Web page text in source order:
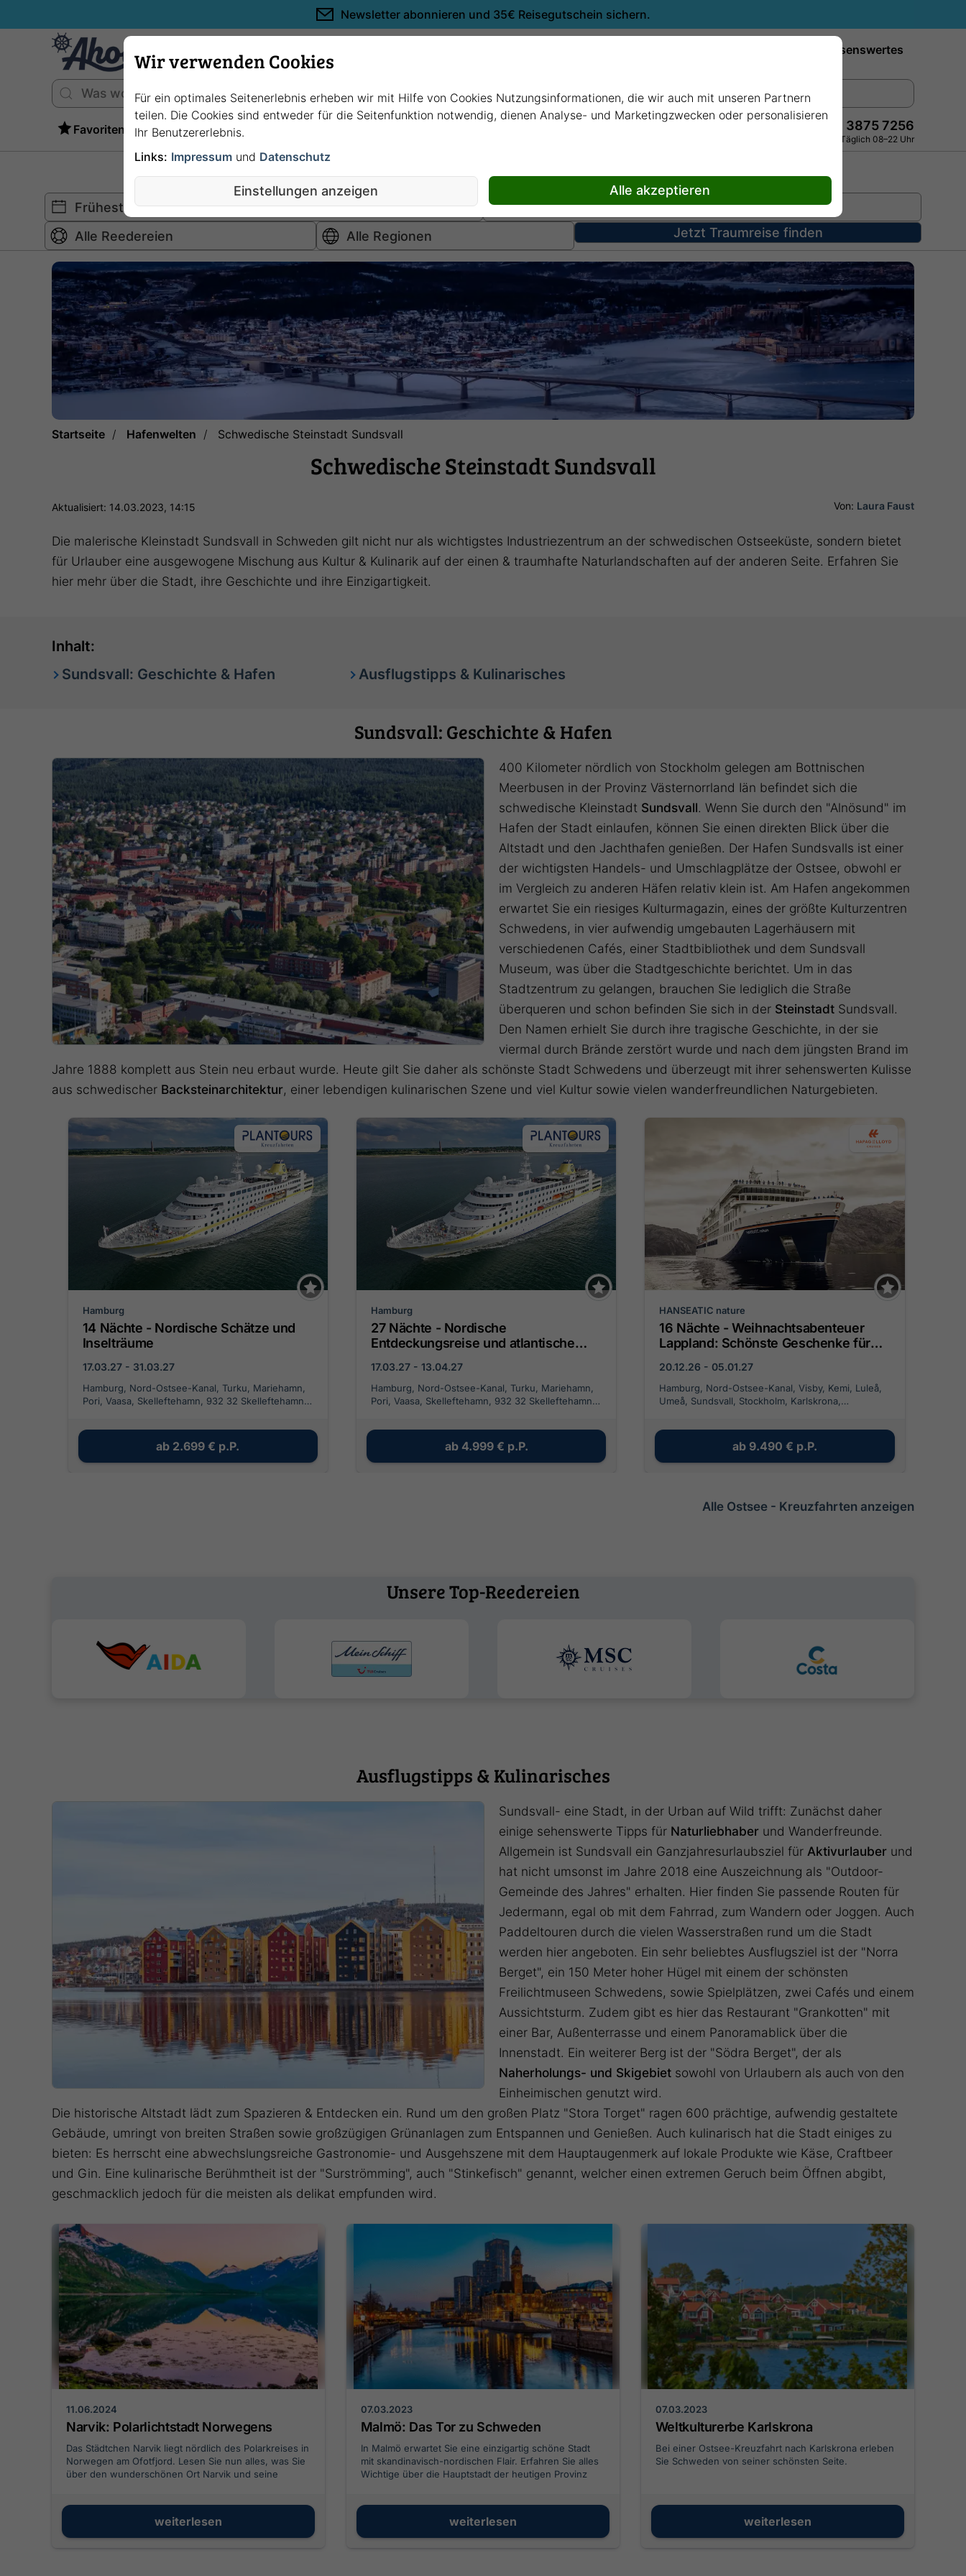
Newsletter abonnieren und 35€ Reisegutschein sichern.
Wissenswertes
Favoriten +49 228 3875 7256
Persönlich · Kostenlos · Täglich 08–22 Uhr
Jetzt Traumreise finden
Startseite Hafenwelten Schwedische Steinstadt Sundsvall
Schwedische Steinstadt Sundsvall
Von: Laura Faust
Aktualisiert: 14.03.2023, 14:15
Die malerische Kleinstadt Sundsvall in Schweden gilt nicht nur als wichtigstes Industriezentrum an der schwedischen Ostseeküste, sondern bietet
für Urlauber eine ausgewogene Mischung aus Kultur & Kulinarik auf der einen & traumhafte Naturlandschaften auf der anderen Seite. Erfahren Sie
hier mehr über die Stadt, ihre Geschichte und ihre Einzigartigkeit.
Inhalt:
Sundsvall: Geschichte & Hafen
Ausflugstipps & Kulinarisches
Sundsvall: Geschichte & Hafen
400 Kilometer nördlich von Stockholm gelegen am Bottnischen
Meerbusen in der Provinz Västernorrland Iän befindet sich die
schwedische Kleinstadt Sundsvall. Wenn Sie durch den "Alnösund" im
Hafen der Stadt einlaufen, können Sie einen direkten Blick über die
Altstadt und den Jachthafen genießen. Der Hafen Sundsvalls ist einer
der wichtigsten Handels- und Umschlagplätze der Ostsee, obwohl er
im Vergleich zu anderen Häfen relativ klein ist. Am Hafen angekommen
erwartet Sie ein riesiges Kulturmagazin, eines der größte Kulturzentren
Schwedens, in vier aufwendig umgebauten Lagerhäusern mit
verschiedenen Cafés, einer Stadtbibliothek und dem Sundsvall
Museum, was über die Stadtgeschichte berichtet. Um in das
Stadtzentrum zu gelangen, brauchen Sie lediglich die Straße
überqueren und schon befinden Sie sich in der Steinstadt Sundsvall.
Den Namen erhielt Sie durch ihre tragische Geschichte, in der sie
viermal durch Brände zerstört wurde und nach dem jüngsten Brand im
Jahre 1888 komplett aus Stein neu erbaut wurde. Heute gilt Sie daher als schönste Stadt Schwedens und überzeugt mit ihrer sehenswerten Kulisse
aus schwedischer Backsteinarchitektur, einer lebendigen kulinarischen Szene und viel Kultur sowie vielen wanderfreundlichen Naturgebieten.
Hamburg
14 Nächte - Nordische Schätze und
Inselträume
17.03.27 - 31.03.27
Hamburg, Nord-Ostsee-Kanal, Turku, Mariehamn,
Pori, Vaasa, Skelleftehamn, 932 32 Skelleftehamn,
ab 2.699 € p.P.
Hamburg
27 Nächte - Nordische
Entdeckungsreise und atlantische
17.03.27 - 13.04.27
Hamburg, Nord-Ostsee-Kanal, Turku, Mariehamn,
Pori, Vaasa, Skelleftehamn, 932 32 Skelleftehamn,
Falmouth, Praia da Vitória, Horta, Madalena, Velas,
Praia, Ponta Delgada - Sao Miguel
ab 4.999 € p.P.
HANSEATIC nature
16 Nächte - Weihnachtsabenteuer
Lappland: Schönste Geschenke für
20.12.26 - 05.01.27
Hamburg, Nord-Ostsee-Kanal, Visby, Kemi, Luleå,
Umeå, Sundsvall, Stockholm, Karlskrona,
ab 9.490 € p.P.
Alle Ostsee - Kreuzfahrten anzeigen
Unsere Top-Reedereien
Ausflugstipps & Kulinarisches
Sundsvall- eine Stadt, in der Urban auf Wild trifft: Zunächst daher
einige sehenswerte Tipps für Naturliebhaber und Wanderfreunde.
Allgemein ist Sundsvall ein Ganzjahresurlaubsziel für Aktivurlauber und
hat nicht umsonst im Jahre 2018 eine Auszeichnung als "Outdoor-
Gemeinde des Jahres" erhalten. Hier finden Sie passende Routen für
Jedermann, egal ob mit dem Fahrrad, zum Wandern oder Joggen. Auch
Paddeltouren durch die vielen Wasserstraßen rund um die Stadt
werden hier angeboten. Ein sehr beliebtes Ausflugsziel ist der "Norra
Berget", ein 150 Meter hoher Hügel mit einem der schönsten
Freilichtmuseen Schwedens, sowie Spielplätzen, zwei Cafés und einem
Aussichtsturm. Zudem gibt es hier das Restaurant "Grankotten" mit
einer Bar, Außenterrasse und einem Panoramablick über die
Innenstadt. Ein weiterer Berg ist der "Södra Berget", der als
Naherholungs- und Skigebiet sowohl von Urlaubern als auch von den
Einheimischen genutzt wird.
Die historische Altstadt lädt zum Spazieren & Entdecken ein. Rund um den großen Platz "Stora Torget" ragen 600 prächtige, aufwendig gestaltete
Gebäude, umringt von breiten Straßen sowie großzügigen Grünanlagen zum Entspannen und Genießen. Auch kulinarisch hat die Stadt einiges zu
bieten: Es herrscht eine abwechslungsreiche Gastronomie- und Ausgehszene mit dem Hauptaugenmerk auf lokale Produkte wie Käse, Craftbeer
und Gin. Eine kulinarische Berühmtheit ist der "Surströmming", auch "Stinkefisch" genannt, welcher einen extremen Geruch beim Öffnen abgibt,
geschmacklich jedoch für die meisten als delikat empfunden wird.
11.06.2024
Narvik: Polarlichtstadt Norwegens
Das Städtchen Narvik liegt nördlich des Polarkreises in
Norwegen am Ofotfjord. Lesen Sie nun alles, was Sie
über den wunderschönen Ort Narvik und seine
weiterlesen
07.03.2023
Malmö: Das Tor zu Schweden
In Malmö erwartet Sie eine einzigartig schöne Stadt
mit skandinavisch-nordischen Flair. Erfahren Sie alles
Wichtige über die Hauptstadt der heutigen Provinz
weiterlesen
07.03.2023
Weltkulturerbe Karlskrona
Bei einer Ostsee-Kreuzfahrt nach Karlskrona erleben
Sie Schweden von seiner schönsten Seite.
weiterlesen
Wir verwenden Cookies
Für ein optimales Seitenerlebnis erheben wir mit Hilfe von Cookies Nutzungsinformationen, die wir auch mit unseren Partnern
teilen. Die Cookies sind entweder für die Seitenfunktion notwendig, dienen Analyse- und Marketingzwecken oder personalisieren
Ihr Benutzererlebnis.
Links: Impressum und Datenschutz
Einstellungen anzeigen Alle akzeptieren